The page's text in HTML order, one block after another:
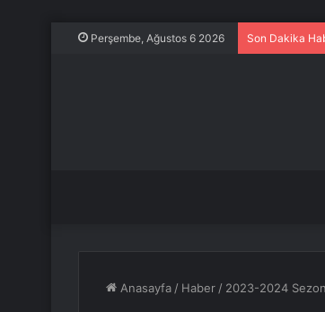
Perşembe, Ağustos 6 2026 Son Dakika
Anasayfa / Haber / 2023-2024